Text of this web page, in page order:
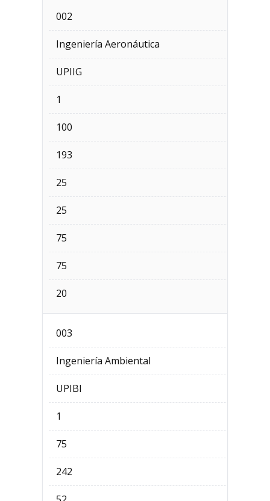
002
Ingeniería Aeronáutica
UPIIG
1
100
193
25
25
75
75
20
003
Ingeniería Ambiental
UPIBI
1
75
242